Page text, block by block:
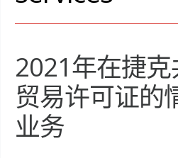
2021年在捷
贸易许可证的
业务